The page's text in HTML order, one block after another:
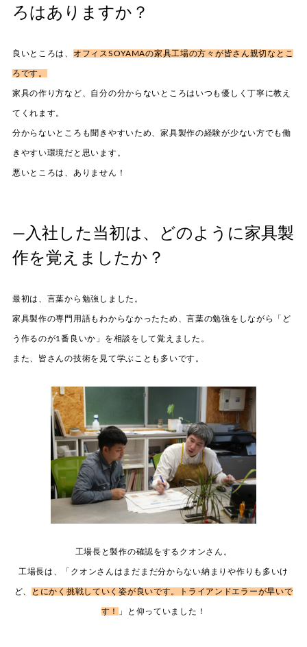
ろはありますか？
良いところは、 オフィスSOYAMAの家具工場の方々が皆さん親切なとこ
ろです。
家具の作り方など、自分の分からないところはいつも優しく丁寧に教え
てくれます。
分からないところも聞きやすいため、家具製作の経験が少ない方でも働
きやすい環境だと思います。
悪いところは、ありません！
—入社した当初は、どのように家具製
作を覚えましたか？
最初は、言葉から勉強しました。
家具製作の専門用語もわからなかったため、言葉の勉強をしながら「ど
う作るのが1番良いか」を相談をして覚えました。
また、皆さんの技術を見て学ぶことも多いです。
工場長と製作の確認をするクオンさん。
工場長は、「クオンさんはまだまだ分からない納まりや作りも多いけ
ど、 とにかく挑戦していく姿が良いです。トライアンドエラーが早いで
す！ 」と仰っていました！